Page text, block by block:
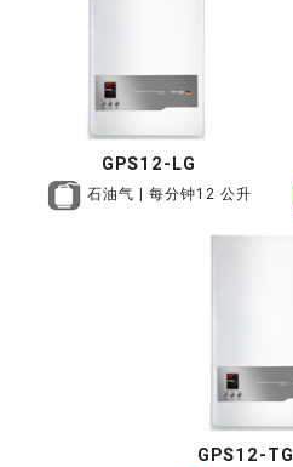
GPS12-LG
石油气 | 每分钟12 公升
GPS12-TG